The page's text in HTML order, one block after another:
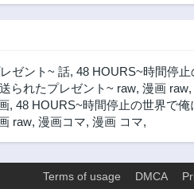
ゼント~ 話, 48 HOURS~時間停
られたプレゼント~ raw, 漫画 raw,
, 48 HOURS~時間停止の世界で
raw, 漫画コマ, 漫画 コマ,
Terms of usage DMCA